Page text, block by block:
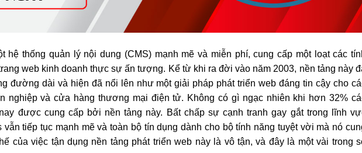
hệ thống quản lý nội dung (CMS) mạnh mẽ và miễn phí, cung cấp một loạt các
web kinh doanh thực sự ấn tượng. Kể từ khi ra đời vào năm 2003, nền tảng này
đường dài và hiện đã nổi lên như một giải pháp phát triển web đáng tin cậy cho
nghiệp và cửa hàng thương mại điện tử. Không có gì ngạc nhiên khi hơn 32%
được cung cấp bởi nền tảng này. Bất chấp sự cạnh tranh gay gắt trong lĩnh
vẫn tiếp tục mạnh mẽ và toàn bộ tín dụng dành cho bộ tính năng tuyệt vời mà nó
của việc tận dụng nền tảng phát triển web này là vô tận, và đây là một vài trong